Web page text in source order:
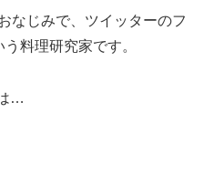
なじみで、ツイッターのフ
料理研究家です。
…